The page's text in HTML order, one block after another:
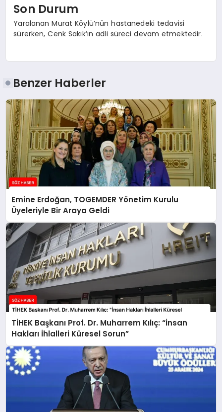
Son Durum
Yaralanan Murat Köylü’nün hastanedeki tedavisi
sürerken, Cenk Sakık’ın adli süreci devam etmektedir.
Benzer Haberler
Emine Erdoğan, TOGEMDER Yönetim Kurulu
Üyeleriyle Bir Araya Geldi
TİHEK Başkanı Prof. Dr. Muharrem Kılıç: “İnsan
Hakları İhlalleri Küresel Sorun”